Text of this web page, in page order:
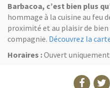
Barbacoa, c’est bien plus
hommage à la cuisine au feu
proximité et au plaisir de
compagnie. Découvrez la
Horaires :Ouvert